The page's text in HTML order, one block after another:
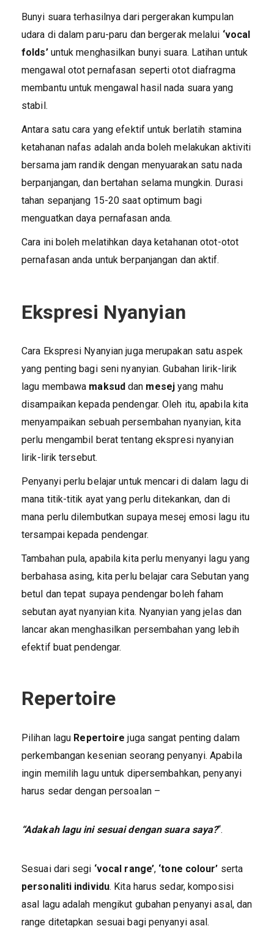
Bunyi suara terhasilnya dari pergerakan kumpulan
udara di dalam paru-paru dan bergerak melalui ‘vocal
folds’untuk menghasilkan bunyi suara. Latihan untuk
mengawal otot pernafasan seperti otot diafragma
membantu untuk mengawal hasil nada suara yang
stabil.
Antara satu cara yang efektif untuk berlatih stamina
ketahanan nafas adalah anda boleh melakukan aktiviti
bersama jam randik dengan menyuarakan satu nada
berpanjangan, dan bertahan selama mungkin. Durasi
tahan sepanjang 15-20 saat optimum bagi
menguatkan daya pernafasan anda.
Cara ini boleh melatihkan daya ketahanan otot-otot
pernafasan anda untuk berpanjangan dan aktif.
Ekspresi Nyanyian
Cara Ekspresi Nyanyian juga merupakan satu aspek
yang penting bagi seni nyanyian. Gubahan lirik-lirik
lagu membawa maksuddan mesejyang mahu
disampaikan kepada pendengar. Oleh itu, apabila kita
menyampaikan sebuah persembahan nyanyian, kita
perlu mengambil berat tentang ekspresi nyanyian
lirik-lirik tersebut.
Penyanyi perlu belajar untuk mencari di dalam lagu di
mana titik-titik ayat yang perlu ditekankan, dan di
mana perlu dilembutkan supaya mesej emosi lagu itu
tersampai kepada pendengar.
Tambahan pula, apabila kita perlu menyanyi lagu yang
berbahasa asing, kita perlu belajar cara Sebutan yang
betul dan tepat supaya pendengar boleh faham
sebutan ayat nyanyian kita. Nyanyian yang jelas dan
lancar akan menghasilkan persembahan yang lebih
efektif buat pendengar.
Repertoire
Pilihan lagu Repertoire juga sangat penting dalam
perkembangan kesenian seorang penyanyi. Apabila
ingin memilih lagu untuk dipersembahkan, penyanyi
harus sedar dengan persoalan –
“Adakah lagu ini sesuai dengan suara saya?“.
Sesuai dari segi ‘vocal range’, ‘tone colour’ serta
personaliti individu. Kita harus sedar, komposisi
asal lagu adalah mengikut gubahan penyanyi asal, dan
range ditetapkan sesuai bagi penyanyi asal.